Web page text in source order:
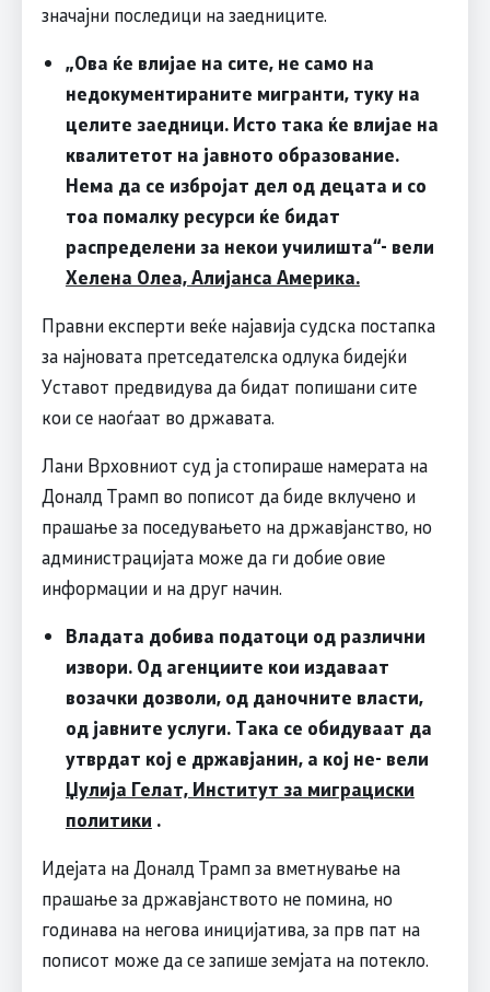
значајни последици на заедниците.
„Ова ќе влијае на сите, не само на
недокументираните мигранти, туку на
целите заедници. Исто така ќе влијае на
квалитетот на јавното образование.
Нема да се избројат дел од децата и со
тоа помалку ресурси ќе бидат
распределени за некои училишта“- вели
Хелена Олеа, Алијанса Америка.
Правни експерти веќе најавија судска постапка
за најновата претседателска одлука бидејќи
Уставот предвидува да бидат попишани сите
кои се наоѓаат во државата.
Лани Врховниот суд ја стопираше намерата на
Доналд Трамп во пописот да биде вклучено и
прашање за поседувањето на државјанство, но
администрацијата може да ги добие овие
информации и на друг начин.
Владата добива податоци од различни
извори. Од агенциите кои издаваат
возачки дозволи, од даночните власти,
од јавните услуги. Така се обидуваат да
утврдат кој е државјанин, а кој не- вели
Џулија Гелат, Институт за миграциски
политики .
Идејата на Доналд Трамп за вметнување на
прашање за државјанството не помина, но
годинава на негова иницијатива, за прв пат на
пописот може да се запише земјата на потекло.